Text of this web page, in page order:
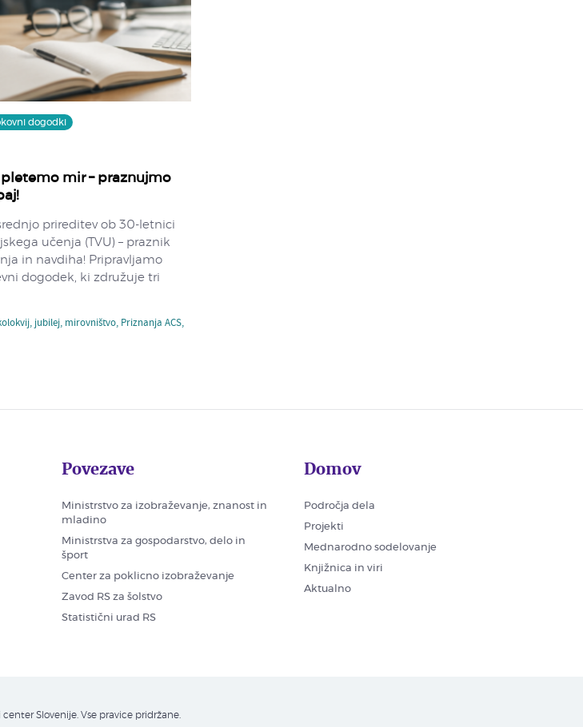
dogodki
mir – praznujmo
prireditev ob 30-letnici
učenja (TVU) – praznik
in navdiha! Pripravljamo
dogodek, ki združuje tri
,jubilej, mirovništvo, Priznanja ACS,
Povezave
Ministrstvo za izobraževanje, znanost in
mladino
Ministrstva za gospodarstvo, delo in
šport
Center za poklicno izobraževanje
Zavod RS za šolstvo
Statistični urad RS
Domov
Področja dela
Projekti
Mednarodno sodelovanje
Knjižnica in viri
Aktualno
Slovenije. Vse pravice pridržane.